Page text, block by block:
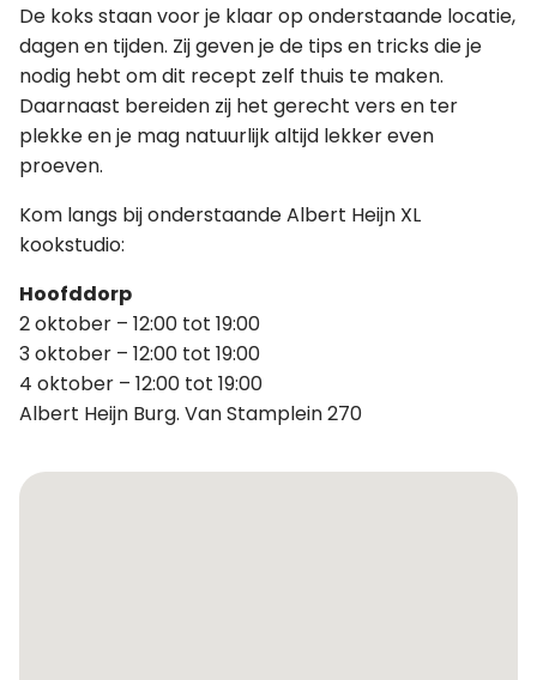
De koks staan voor je klaar op onderstaande locatie,
dagen en tijden. Zij geven je de tips en tricks die je
nodig hebt om dit recept zelf thuis te maken.
Daarnaast bereiden zij het gerecht vers en ter
plekke en je mag natuurlijk altijd lekker even
proeven.
Kom langs bij onderstaande Albert Heijn XL
kookstudio:
Hoofddorp
2 oktober – 12:00 tot 19:00
3 oktober – 12:00 tot 19:00
4 oktober – 12:00 tot 19:00
Albert Heijn Burg. Van Stamplein 270